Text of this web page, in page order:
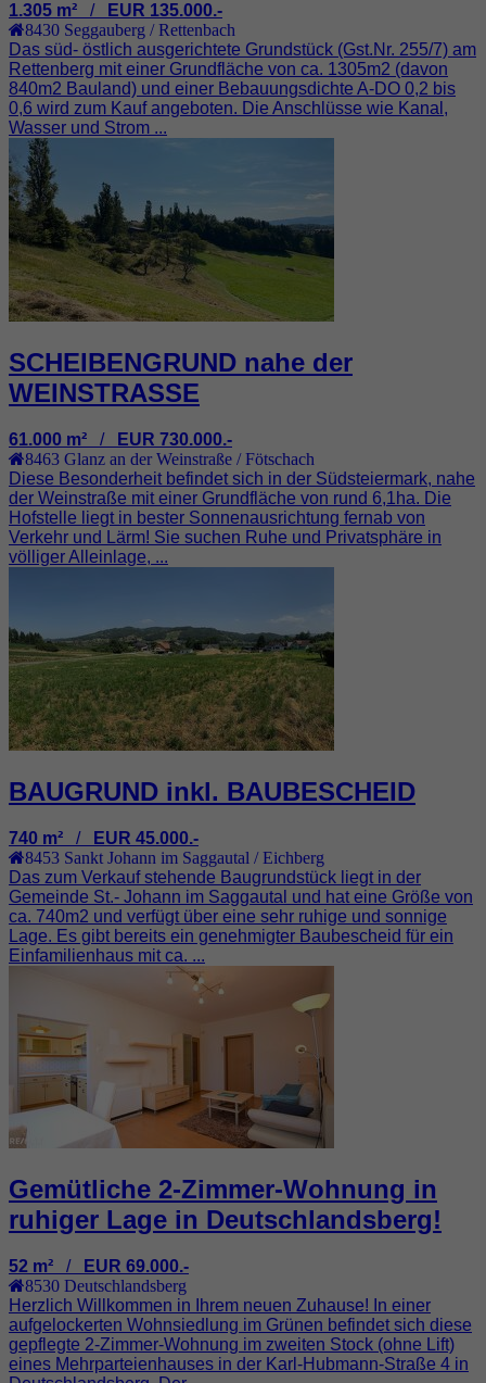
1.305 m² / EUR 135.000.-
8430 Seggauberg / Rettenbach
Das süd- östlich ausgerichtete Grundstück (Gst.Nr. 255/7) am
Rettenberg mit einer Grundfläche von ca. 1305m2 (davon
840m2 Bauland) und einer Bebauungsdichte A-DO 0,2 bis
0,6 wird zum Kauf angeboten. Die Anschlüsse wie Kanal,
Wasser und Strom ...
SCHEIBENGRUND nahe der
WEINSTRASSE
61.000 m² / EUR 730.000.-
8463 Glanz an der Weinstraße / Fötschach
Diese Besonderheit befindet sich in der Südsteiermark, nahe
der Weinstraße mit einer Grundfläche von rund 6,1ha. Die
Hofstelle liegt in bester Sonnenausrichtung fernab von
Verkehr und Lärm! Sie suchen Ruhe und Privatsphäre in
völliger Alleinlage, ...
BAUGRUND inkl. BAUBESCHEID
740 m² / EUR 45.000.-
8453 Sankt Johann im Saggautal / Eichberg
Das zum Verkauf stehende Baugrundstück liegt in der
Gemeinde St.- Johann im Saggautal und hat eine Größe von
ca. 740m2 und verfügt über eine sehr ruhige und sonnige
Lage. Es gibt bereits ein genehmigter Baubescheid für ein
Einfamilienhaus mit ca. ...
Gemütliche 2-Zimmer-Wohnung in
ruhiger Lage in Deutschlandsberg!
52 m² / EUR 69.000.-
8530 Deutschlandsberg
Herzlich Willkommen in Ihrem neuen Zuhause! In einer
aufgelockerten Wohnsiedlung im Grünen befindet sich diese
gepflegte 2-Zimmer-Wohnung im zweiten Stock (ohne Lift)
eines Mehrparteienhauses in der Karl-Hubmann-Straße 4 in